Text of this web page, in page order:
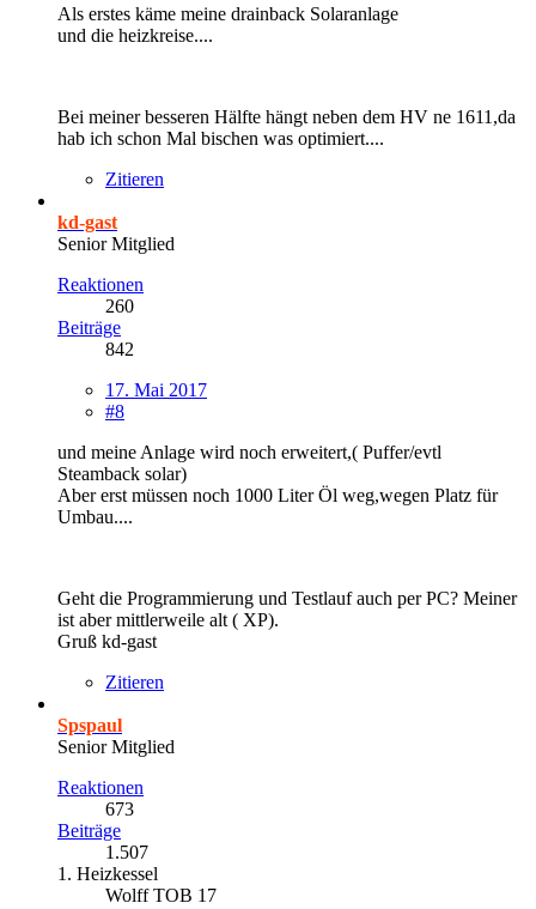
Als erstes käme meine drainback Solaranlage
und die heizkreise....
Bei meiner besseren Hälfte hängt neben dem HV ne 1611,da
hab ich schon Mal bischen was optimiert....
Zitieren
kd-gast
Senior Mitglied
Reaktionen
260
Beiträge
842
17. Mai 2017
#8
und meine Anlage wird noch erweitert,( Puffer/evtl
Steamback solar)
Aber erst müssen noch 1000 Liter Öl weg,wegen Platz für
Umbau....
Geht die Programmierung und Testlauf auch per PC? Meiner
ist aber mittlerweile alt ( XP).
Gruß kd-gast
Zitieren
Spspaul
Senior Mitglied
Reaktionen
673
Beiträge
1.507
1. Heizkessel
Wolff TOB 17